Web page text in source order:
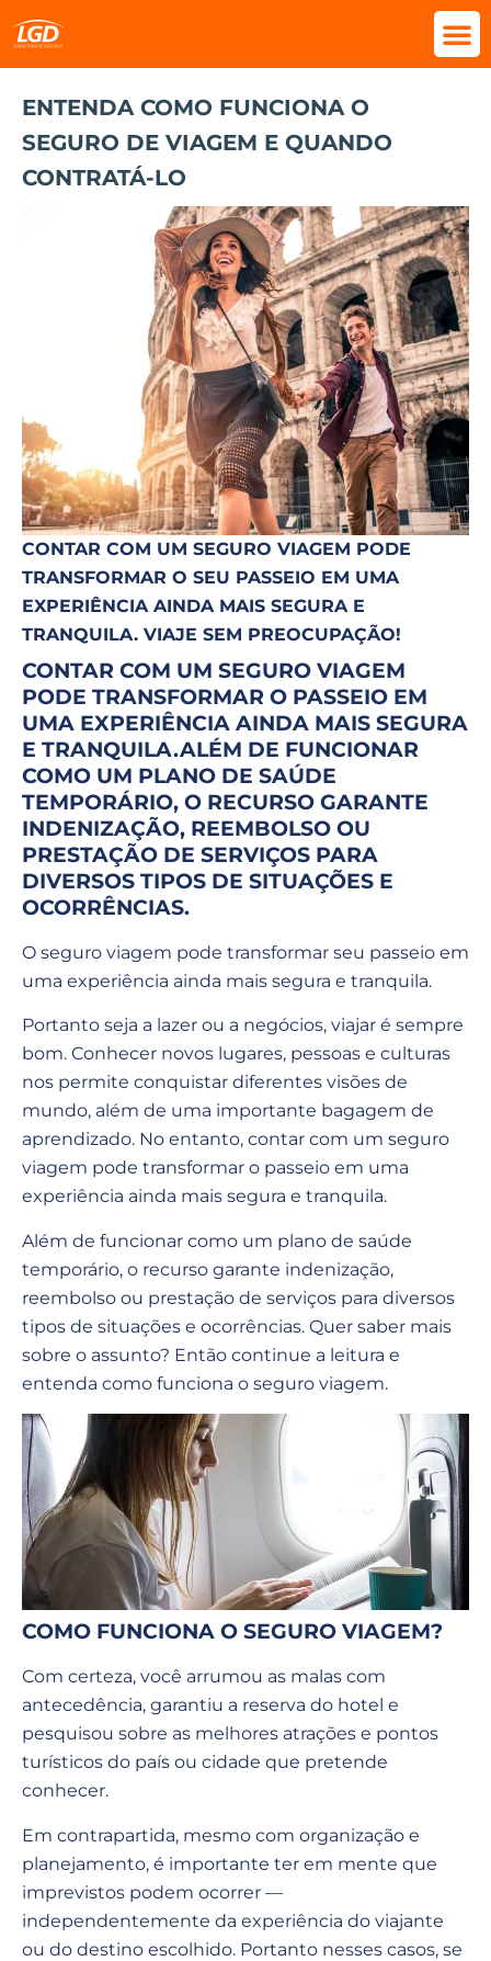
ENTENDA COMO FUNCIONA O
SEGURO DE VIAGEM E QUANDO
CONTRATÁ-LO
CONTAR COM UM SEGURO VIAGEM PODE
TRANSFORMAR O SEU PASSEIO EM UMA
EXPERIÊNCIA AINDA MAIS SEGURA E
TRANQUILA. VIAJE SEM PREOCUPAÇÃO!
CONTAR COM UM SEGURO VIAGEM
PODE TRANSFORMAR O PASSEIO EM
UMA EXPERIÊNCIA AINDA MAIS SEGURA
E TRANQUILA.ALÉM DE FUNCIONAR
COMO UM PLANO DE SAÚDE
TEMPORÁRIO, O RECURSO GARANTE
INDENIZAÇÃO, REEMBOLSO OU
PRESTAÇÃO DE SERVIÇOS PARA
DIVERSOS TIPOS DE SITUAÇÕES E
OCORRÊNCIAS.
O seguro viagem pode transformar seu passeio em
uma experiência ainda mais segura e tranquila.
Portanto seja a lazer ou a negócios, viajar é sempre
bom. Conhecer novos lugares, pessoas e culturas
nos permite conquistar diferentes visões de
mundo, além de uma importante bagagem de
aprendizado. No entanto, contar com um seguro
viagem pode transformar o passeio em uma
experiência ainda mais segura e tranquila.
Além de funcionar como um plano de saúde
temporário, o recurso garante indenização,
reembolso ou prestação de serviços para diversos
tipos de situações e ocorrências. Quer saber mais
sobre o assunto? Então continue a leitura e
entenda como funciona o seguro viagem.
COMO FUNCIONA O SEGURO VIAGEM?
Com certeza, você arrumou as malas com
antecedência, garantiu a reserva do hotel e
pesquisou sobre as melhores atrações e pontos
turísticos do país ou cidade que pretende
conhecer.
Em contrapartida, mesmo com organização e
planejamento, é importante ter em mente que
imprevistos podem ocorrer —
independentemente da experiência do viajante
ou do destino escolhido. Portanto nesses casos, se